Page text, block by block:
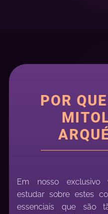
POR
Em nosso exclusivo
estudar sobreestes
essenciais que são